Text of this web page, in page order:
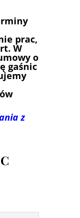
prac,
W
o
gaśnic
z